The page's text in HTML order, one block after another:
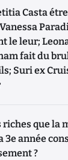
Casta
le leur;
fait du
Suri ex
riches que la
3e année
?